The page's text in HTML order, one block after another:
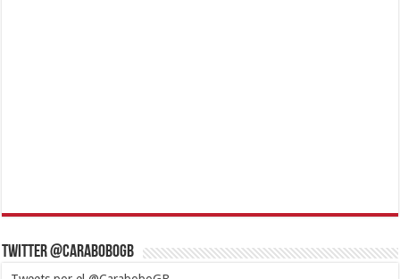
Twitter @CaraboboGB